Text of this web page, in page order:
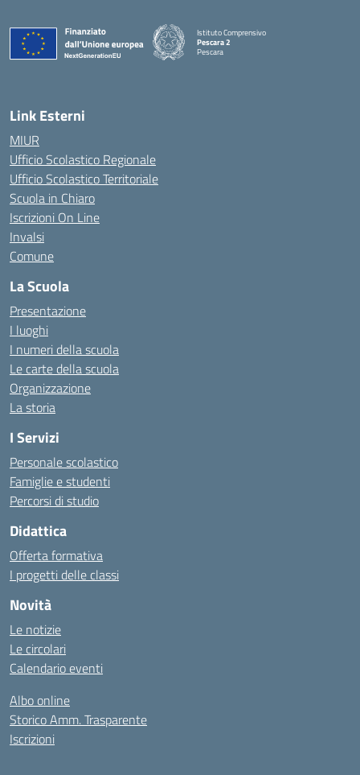
Istituto Comprensivo
Pescara 2
Pescara
Link Esterni
MIUR
Ufficio Scolastico Regionale
Ufficio Scolastico Territoriale
Scuola in Chiaro
Iscrizioni On Line
Invalsi
Comune
La Scuola
Presentazione
I luoghi
I numeri della scuola
Le carte della scuola
Organizzazione
La storia
I Servizi
Personale scolastico
Famiglie e studenti
Percorsi di studio
Didattica
Offerta formativa
I progetti delle classi
Novità
Le notizie
Le circolari
Calendario eventi
Albo online
Storico Amm. Trasparente
Iscrizioni